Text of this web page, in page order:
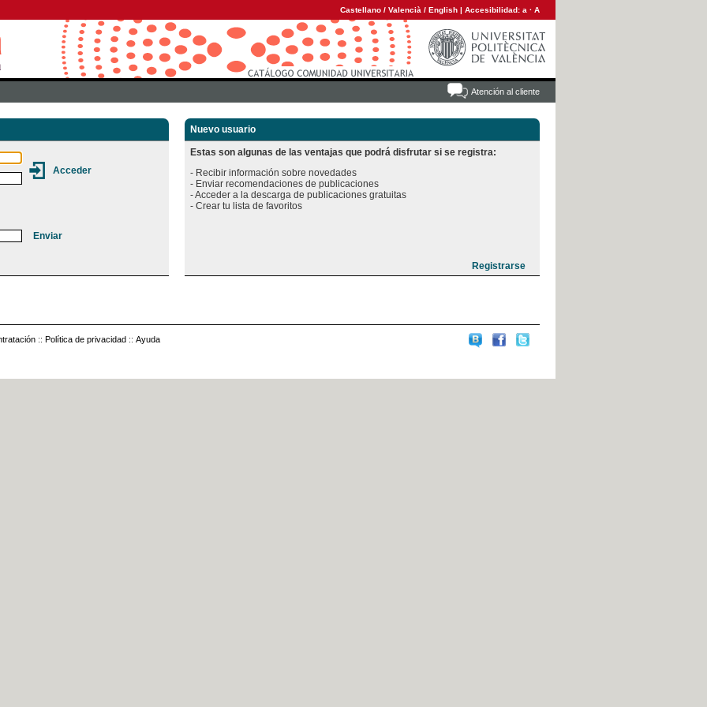
Castellano / Valencià / English | Accesibilidad: a · A
Atención al cliente
Nuevo usuario
Estas son algunas de las ventajas que podrá disfrutar si se registra:
- Recibir información sobre novedades
- Enviar recomendaciones de publicaciones
- Acceder a la descarga de publicaciones gratuitas
:: Política de privacidad :: Ayuda